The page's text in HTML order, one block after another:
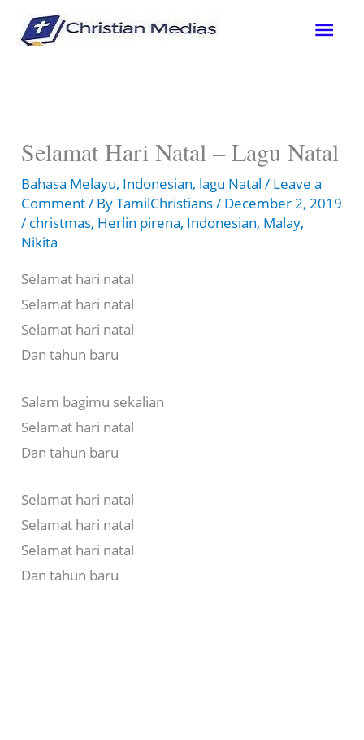
Selamat Hari Natal – Lagu Natal
Bahasa Melayu, Indonesian, lagu Natal / Leave a
Comment/ ByTamilChristians/ December 2, 2019
/ christmas, Herlin pirena, Indonesian, Malay,
Nikita
Selamat hari natal
Selamat hari natal
Selamat hari natal
Dan tahun baru
Salam bagimu sekalian
Selamat hari natal
Dan tahun baru
Selamat hari natal
Selamat hari natal
Selamat hari natal
Dan tahun baru